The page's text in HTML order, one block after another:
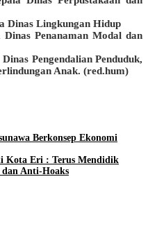
Dinas Lingkungan Hidup
Penanaman Modal dan
Pengendalian Penduduk,
Anak. (red.hum)
Berkonsep Ekonomi
Kota Eri : Terus Mendidik
Anti-Hoaks